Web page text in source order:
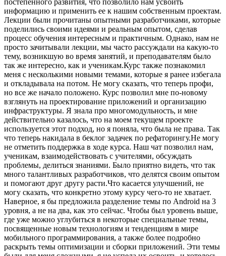
постепенного развития, что позволило нам усвоить
информацию и применить ее к нашим собственным проектам.
Лекции были прочитаны опытными разработчиками, которые
поделились своими идеями и реальным опытом, сделав
процесс обучения интересным и практичным. Однако, нам не
просто зачитывали лекции, мы часто рассуждали на какую-то
тему, возникшую во время занятий, и преподавателям было
так же интересно, как и ученикам.Курс также познакомил
меня с несколькими новыми темами, которые я ранее избегала
и откладывала на потом. Не могу сказать, что теперь профи,
но все же начало положено. Курс позволил мне по-новому
взглянуть на проектирование приложений и организацию
инфраструктуры. Я знала про многомодульность, и мне
действительно казалось, что на моем текущем проекте
используется этот подход, но я поняла, что была не права. Так
что теперь накидала в беклог задачек по рефаторингу.Не могу
не отметить поддержка в ходе курса. Наш чат позволил нам,
ученикам, взаимодействовать с учителями, обсуждать
проблемы, делиться знаниями. Было приятно видеть, что так
много талантливых разработчиков, что делятся своим опытом
и помогают друг другу расти.Что касается улучшений, не
могу сказать, что конкретно этому курсу чего-то не хватает.
Наверное, я бы предложила разделение темы по Android на 3
уровня, а не на два, как это сейчас. Чтобы был уровень выше,
где уже можно углубиться в некоторые специальные темы,
посвященные новым технологиям и тенденциям в мире
мобильного программирования, а также более подробно
раскрыть темы оптимизации и сборки приложений. Эти темы